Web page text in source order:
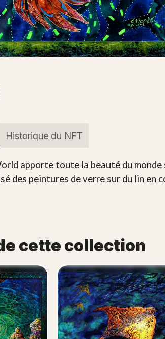
Historique du NFT
apporte toute la beauté du
des peintures de verre sur du lin en
cette collection